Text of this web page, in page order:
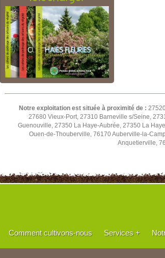
Notre exploitation est située à proximité de :
27680 Vieux-Port, 27310 Barneville s/Seine,
Guenouville, 27350 La Haye-Aubrée, 27350 La
Ouen-de-Thouberville, 76170 Auberville-la-
Anquetierville,
Comment cultivons-nous Services +